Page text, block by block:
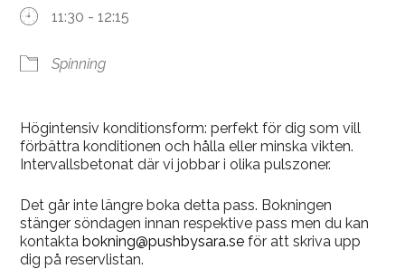
11:30 - 12:15
Spinning
Högintensiv konditionsform: perfekt för dig som vill
förbättra konditionen och hålla eller minska vikten.
Intervallsbetonat där vi jobbar i olika pulszoner.
Det går inte längre boka detta pass. Bokningen
stänger söndagen innan respektive pass men du kan
kontaktabokning@pushbysara.se för att skriva upp
dig på reservlistan.